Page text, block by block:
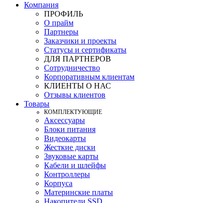
Компания
ПРОФИЛЬ
О прайм
Партнеры
Заказчики и проекты
Статусы и сертификаты
ДЛЯ ПАРТНЕРОВ
Сотрудничество
Корпоративным клиентам
КЛИЕНТЫ О НАС
Отзывы клиентов
Товары
КOМПЛЕКТУЮЩИЕ
Аксессуары
Блоки питания
Видеокарты
Жесткие диски
Звуковые карты
Кабели и шлейфы
Контроллеры
Корпуса
Материнские платы
Накопители SSD